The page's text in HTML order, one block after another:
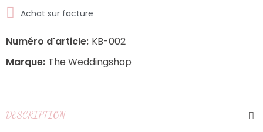
Achat sur facture
Numéro d'article: KB-002
Marque: The Weddingshop
DESCRIPTION